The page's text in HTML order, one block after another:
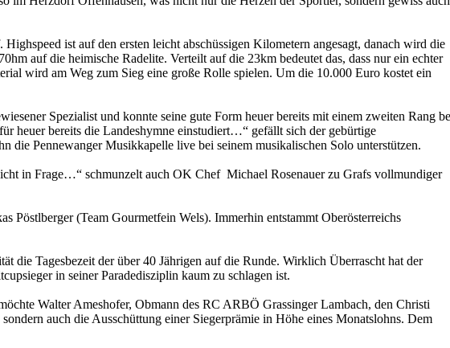
ist auf den ersten leicht abschüssigen Kilometern angesagt, danach wird die
auf die heimische Radelite. Verteilt auf die 23km bedeutet das, dass nur ein echter
wird am Weg zum Sieg eine große Rolle spielen. Um die 10.000 Euro kostet ein
Spezialist und konnte seine gute Form heuer bereits mit einem zweiten Rang
heuer bereits die Landeshymne einstudiert…“ gefällt sich der gebürtige
Pennewanger Musikkapelle live bei seinem musikalischen Solo unterstützen.
in Frage…“ schmunzelt auch OK Chef Michael Rosenauer zu Grafs vollmundiger
Pöstlberger (Team Gourmetfein Wels). Immerhin entstammt Oberösterreichs
die Tagesbezeit der über 40 Jährigen auf die Runde. Wirklich Überrascht hat der
in seiner Paradedisziplin kaum zu schlagen ist.
Walter Ameshofer, Obmann des RC ARBÖ Grassinger Lambach, den Christi
auch die Ausschüttung einer Siegerprämie in Höhe eines Monatslohns. Dem